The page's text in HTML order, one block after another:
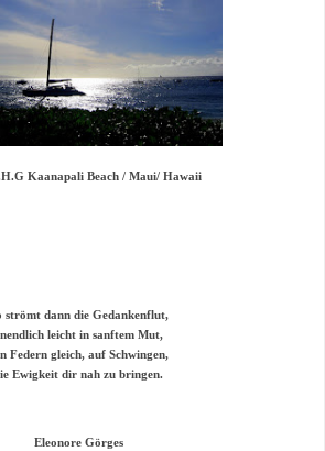
Kaanapali Beach / Maui/ Hawaii
strömt dann die Gedankenflut,
leicht in sanftem Mut,
Federn gleich, auf Schwingen,
Ewigkeit dir nah zu bringen.
Eleonore Görges